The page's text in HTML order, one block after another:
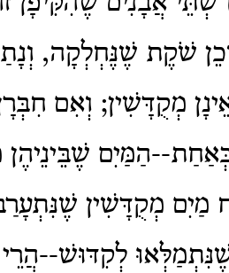
שֹׁקֶת שֶׁנֶּחְלְקָה,
מְקֻדָּשִׁין; וְאִם
הַמַּיִם שֶׁבֵּינֵיהֶן
מַיִם מְקֻדָּשִׁין
לְקִדּוּשׁ--הֲרֵי